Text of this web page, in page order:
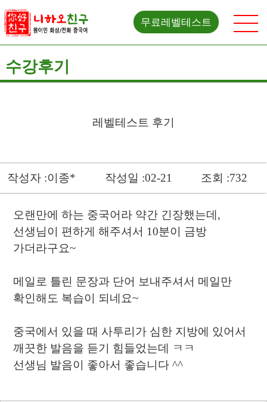
무료레벨테스트
수강후기
레벨테스트 후기
작성자 :이종* 작성일 :02-21 조회 :732
오랜만에 하는 중국어라 약간 긴장했는데,
선생님이 편하게 해주셔서 10분이 금방
가더라구요~
메일로 틀린 문장과 단어 보내주셔서 메일만
확인해도 복습이 되네요~
중국에서 있을 때 사투리가 심한 지방에 있어서
깨끗한 발음을 듣기 힘들었는데 ㅋㅋ
선생님 발음이 좋아서 좋습니다 ^^